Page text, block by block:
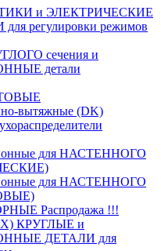
и ЭЛЕКТРИЧЕСКИЕ
регулировки режимов
сечения и
детали
вытяжные (DK)
для НАСТЕННОГО
для НАСТЕННОГО
Распродажа !!!
КРУГЛЫЕ и
ДЕТАЛИ для